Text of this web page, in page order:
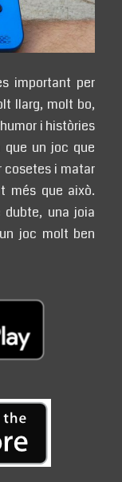
important per
llarg, molt bo,
i històries
que un joc que
cosetes i matar
més que això.
dubte, una joia
joc molt ben